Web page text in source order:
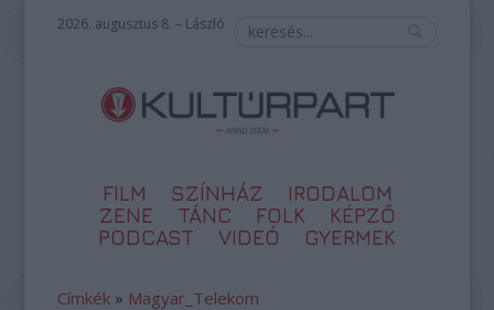
2026. augusztus 8. – László
FILM SZÍNHÁZ
IRODALOM
ZENE
TÁNC FOLK
KÉPZŐ
PODCAST
VIDEÓ GYERMEK
Címkék » Magyar_Telekom